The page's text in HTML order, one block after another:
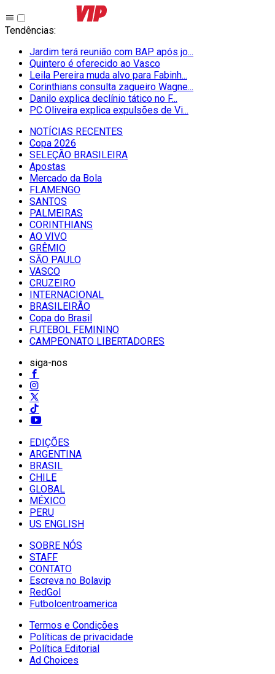
Tendências:
Jardim terá reunião com BAP após jo...
Quintero é oferecido ao Vasco
Leila Pereira muda alvo para Fabinh...
Corinthians consulta zagueiro Wagne...
Danilo explica declínio tático no F...
PC Oliveira explica expulsões de Vi...
NOTÍCIAS RECENTES
Copa 2026
SELEÇÃO BRASILEIRA
Apostas
Mercado da Bola
FLAMENGO
SANTOS
PALMEIRAS
CORINTHIANS
AO VIVO
GRÊMIO
SĀO PAULO
VASCO
CRUZEIRO
INTERNACIONAL
BRASILEIRÃO
Copa do Brasil
FUTEBOL FEMININO
CAMPEONATO LIBERTADORES
siga-nos
EDIÇÕES
ARGENTINA
BRASIL
CHILE
GLOBAL
MÉXICO
PERU
US ENGLISH
SOBRE NÓS
STAFF
CONTATO
Escreva no Bolavip
RedGol
Futbolcentroamerica
Termos e Condições
Políticas de privacidade
Política Editorial
Ad Choices